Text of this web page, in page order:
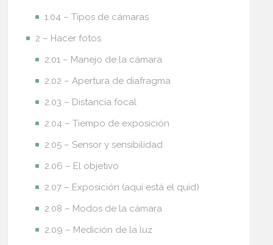
1.04 – Tipos de cámaras
2 – Hacer fotos
2.01 – Manejo de la cámara
2.02 – Apertura de diafragma
2.03 – Distancia focal
2.04 – Tiempo de exposición
2.05 – Sensor y sensibilidad
2.06 – El objetivo
2.07 – Exposición (aquí está el quid)
2.08 – Modos de la cámara
2.09 – Medición de la luz